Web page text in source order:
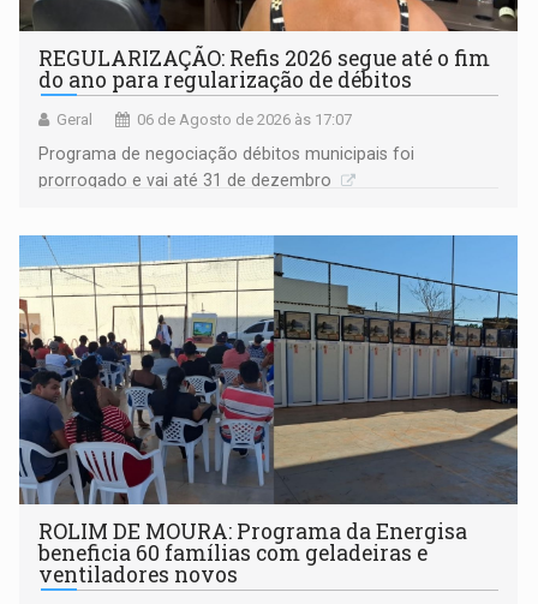
REGULARIZAÇÃO: Refis 2026 segue até o fim
do ano para regularização de débitos
Geral 06 de Agosto de 2026 às 17:07
Programa de negociação débitos municipais foi
prorrogado e vai até 31 de dezembro
ROLIM DE MOURA: Programa da Energisa
beneficia 60 famílias com geladeiras e
ventiladores novos